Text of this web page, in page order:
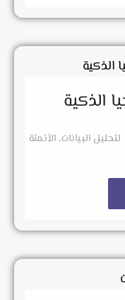
الذكية
البيانات، الأتمتة